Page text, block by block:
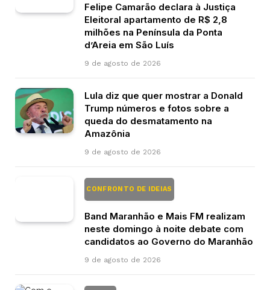
Felipe Camarão declara à Justiça
Eleitoral apartamento de R$ 2,8
milhões na Península da Ponta
d’Areia em São Luís
9 de agosto de 2026
Lula diz que quer mostrar a Donald
Trump números e fotos sobre a
queda do desmatamento na
Amazônia
9 de agosto de 2026
CONFRONTO DE IDEIAS
Band Maranhão e Mais FM realizam
neste domingo à noite debate com
candidatos ao Governo do Maranhão
9 de agosto de 2026